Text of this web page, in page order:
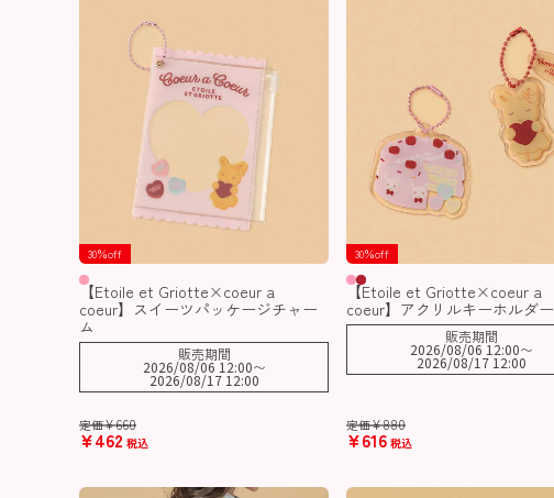
30％off
【Etoile et Griotte×coeur a
coeur】スイーツパッケージチャー
ム
定価¥660
¥462 税込
販売期間
2026/08/06 12:00〜
2026/08/17 12:00
30％off
【Etoile et Griotte×coeur a
coeur】アクリルキーホルダー
定価¥880
¥616 税込
販売期間
2026/08/06 12:00〜
2026/08/17 12:00